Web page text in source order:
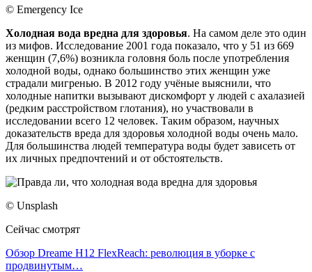
© Emergency Ice
Холодная вода вредна для здоровья. На самом деле это один
из мифов. Исследование 2001 года показало, что у 51 из 669
женщин (7,6%) возникла головня боль после употребления
холодной воды, однако большинство этих женщин уже
страдали мигренью. В 2012 году учёные выяснили, что
холодные напитки вызывают дискомфорт у людей с ахалазией
(редким расстройством глотания), но участвовали в
исследовании всего 12 человек. Таким образом, научных
доказательств вреда для здоровья холодной воды очень мало.
Для большинства людей температура воды будет зависеть от
их личных предпочтений и от обстоятельств.
© Unsplash
Сейчас смотрят
Обзор Dreame H12 FlexReach: революция в уборке с
продвинутым…